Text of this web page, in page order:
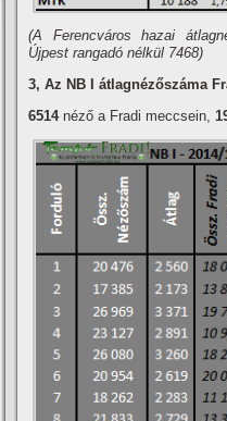
(A Ferencváros hazai
Újpest rangadó nélkül 7468)
3, Az NB I átlagnézőszáma
6514néző a Fradi meccsein,